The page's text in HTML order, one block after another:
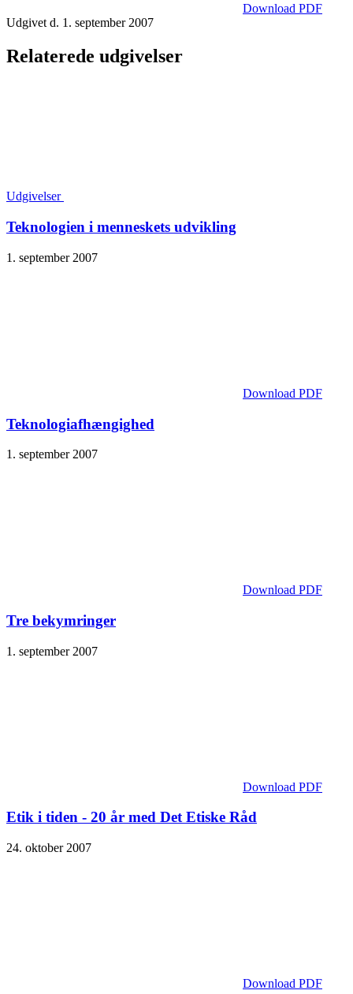
Download PDF
Udgivet d. 1. september 2007
Relaterede udgivelser
Udgivelser
Teknologien i menneskets udvikling
1. september 2007
Download PDF
Teknologiafhængighed
1. september 2007
Download PDF
Tre bekymringer
1. september 2007
Download PDF
Etik i tiden - 20 år med Det Etiske Råd
24. oktober 2007
Download PDF